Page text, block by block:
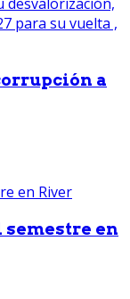
a
semestre en